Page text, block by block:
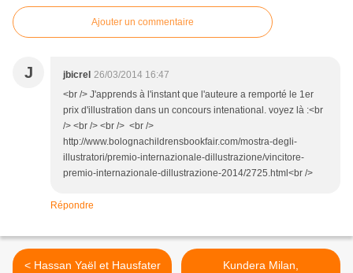
Ajouter un commentaire
J jbicrel 26/03/2014 16:47
<br /> J'apprends à l'instant que l'auteure a remporté le 1er
prix d'illustration dans un concours intenational. voyez là :<br
/> <br /> <br /> <br />
http://www.bolognachildrensbookfair.com/mostra-degli-
illustratori/premio-internazionale-dillustrazione/vincitore-
premio-internazionale-dillustrazione-2014/2725.html<br />
Répondre
< Hassan Yaël et Hausfater
Kundera Milan,